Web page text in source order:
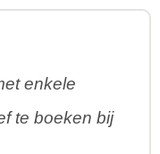
enkele
te boeken bij